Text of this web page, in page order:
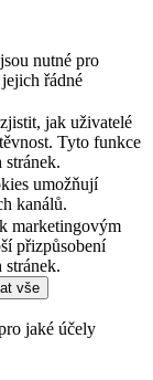
nutné pro
řádné
jak uživatelé
Tyto funkce
umožňují
kanálů.
marketingovým
přizpůsobení
vše
jaké účely